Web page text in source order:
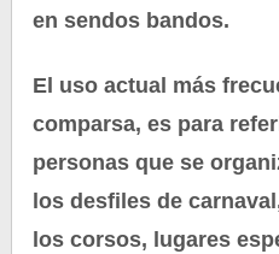
en sendos bandos.
El uso actual más
comparsa, es para
personas que se
los desfiles de
los corsos, lugares